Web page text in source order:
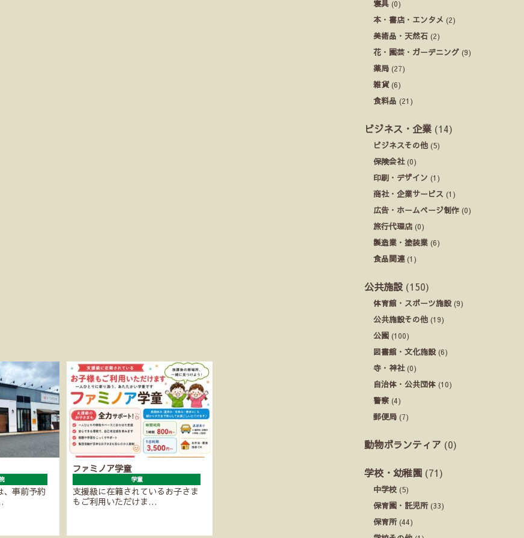
、事前予約
ファミノア学童
学童
支援級に在籍されているお子さま
もご利用いただけま…
寝具 (0)
本・書店・エンタメ (2)
美術品・天然石 (2)
花・園芸・ガーデニング (9)
薬局 (27)
雑貨(6)
食料品 (21)
ビジネス・企業 (14)
ビジネスその他 (5)
保険会社(0)
印刷・デザイン (1)
商社・企業サービス (1)
広告・ホームページ制作 (0)
旅行代理店 (0)
製造業・塗装業 (6)
食品関連 (1)
公共施設 (150)
体育館・スポーツ施設(9)
公共施設その他 (19)
公園 (100)
図書館・文化施設(6)
寺・神社(0)
自治体・公共団体 (10)
警察 (4)
郵便局 (7)
動物ボランティア (0)
学校・幼稚園 (71)
中学校 (5)
保育園・託児所(33)
保育所(44)